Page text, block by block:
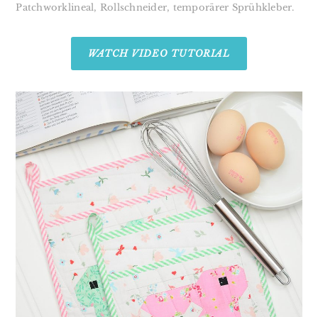
Patchworklineal, Rollschneider, temporärer Sprühkleber.⁣⁣⁣
WATCH VIDEO TUTORIAL